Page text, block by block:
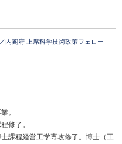
内閣府 上席科学技術政策フェロー
。
修了。
課程経営工学専攻修了。博士（工